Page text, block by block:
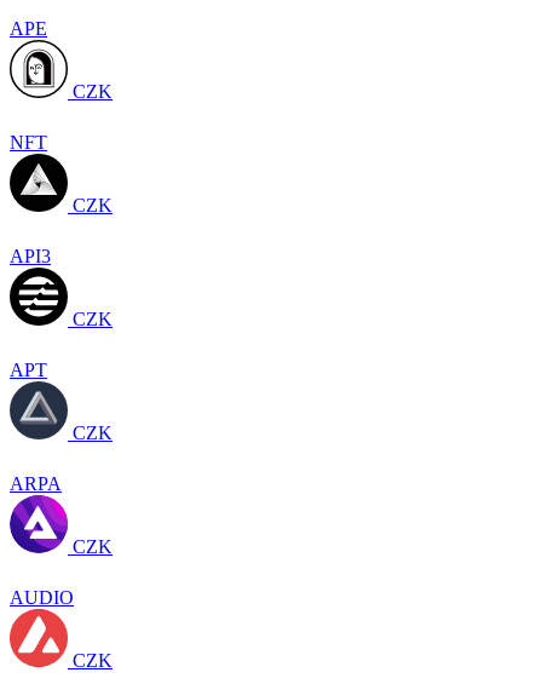
APE
CZK
NFT
CZK
API3
CZK
APT
CZK
ARPA
CZK
AUDIO
CZK